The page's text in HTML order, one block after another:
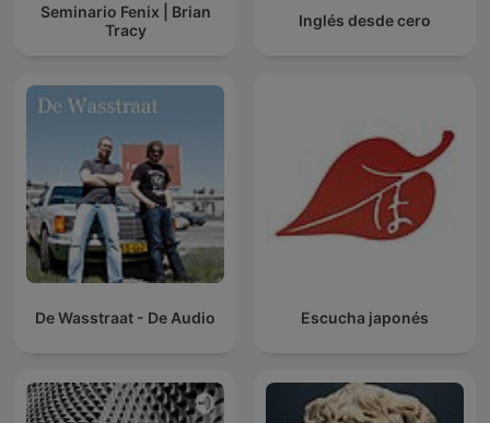
Seminario Fenix | Brian
Tracy
Inglés desde cero
De Wasstraat - De Audio Escucha japonés